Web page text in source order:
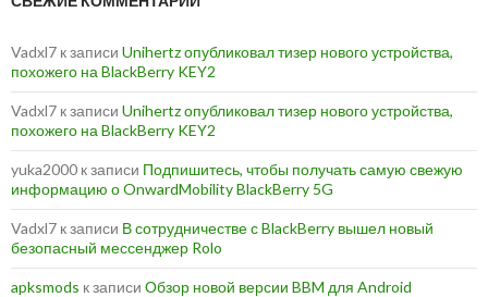
Vadxl7 к записи Unihertz опубликовал тизер нового устройства,
похожего на BlackBerry KEY2
Vadxl7 к записи Unihertz опубликовал тизер нового устройства,
похожего на BlackBerry KEY2
yuka2000 к записи Подпишитесь, чтобы получать самую свежую
информацию о OnwardMobility BlackBerry 5G
Vadxl7 к записи В сотрудничестве с BlackBerry вышел новый
безопасный мессенджер Rolo
apksmods к записи Обзор новой версии BBM для Android